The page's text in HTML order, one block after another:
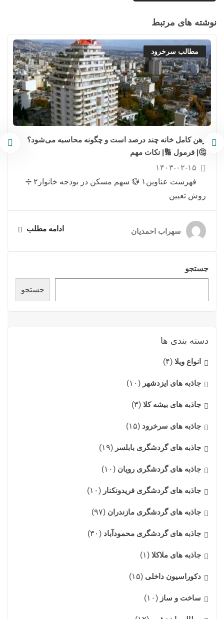
جستجو
جستجو
دسته بندی ها
انواع ویلا (۴)
جاذبه های ایزدشهر (۱۰)
جاذبه های بیشه کلا (۳)
جاذبه های سرخرود (۱۵)
جاذبه های گردشگری بابلسر (۱۹)
جاذبه های گردشگری رویان (۱۰)
جاذبه های گردشگری فریدونکنار (۱۰)
جاذبه های گردشگری مازندران (۹۷)
جاذبه های گردشگری محمودآباد (۳۰)
جاذبه های ملاکلا (۱)
دکوراسیون داخلی (۱۵)
ساخت و ساز (۱۰)
نوشته های مرتبط
مطالب سرخرود
رهن کامل خانه چند درصد است و چگونه محاسبه می‌شود؟
🤔| فرمول 🔢| نکات مهم
۱۴۰۳-۰۲-۱۵
فهرست عناوین۱ 💱 سهم مسکن در بودجه خانوار۲ ➗
روش تعیین
سهراب احمدیان ادامه مطلب